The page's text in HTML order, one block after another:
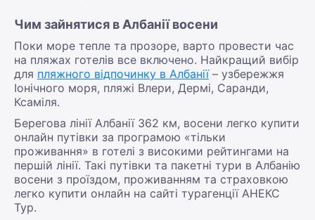
Чим зайнятися в Албанії восени
Поки море тепле та прозоре, варто провести час
на пляжах готелів все включено. Найкращий вибір
для пляжного відпочинку в Албанії– узбережжя
Іонічного моря, пляжі Влери, Дермі, Саранди,
Ксаміля.
Берегова лінії Албанії 362 км, восени легко купити
онлайн путівки за програмою «тільки
проживання» в готелі з високими рейтингами на
першій лінії. Такі путівки та пакетні тури в Албанію
восени з проїздом, проживанням та страховкою
легко купити онлайн на сайті турагенції АНЕКС
Тур.